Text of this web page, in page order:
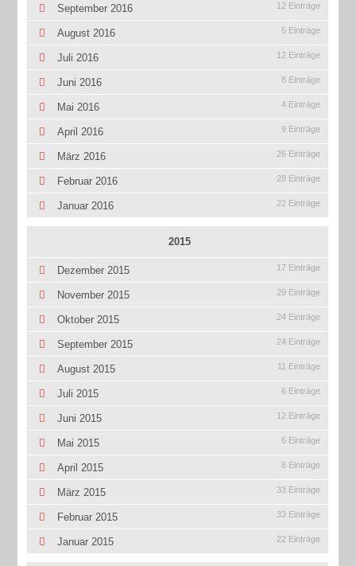
September 2016 12 Einträge
August 2016 5 Einträge
Juli 2016 12 Einträge
Juni 2016 8 Einträge
Mai 2016 4 Einträge
April 2016 9 Einträge
März 2016 26 Einträge
Februar 2016 28 Einträge
Januar 2016 22 Einträge
2015
Dezember 2015 17 Einträge
November 2015 29 Einträge
Oktober 2015 24 Einträge
September 2015 24 Einträge
August 2015 11 Einträge
Juli 2015 6 Einträge
Juni 2015 12 Einträge
Mai 2015 6 Einträge
April 2015 8 Einträge
März 2015 33 Einträge
Februar 2015 33 Einträge
Januar 2015 22 Einträge